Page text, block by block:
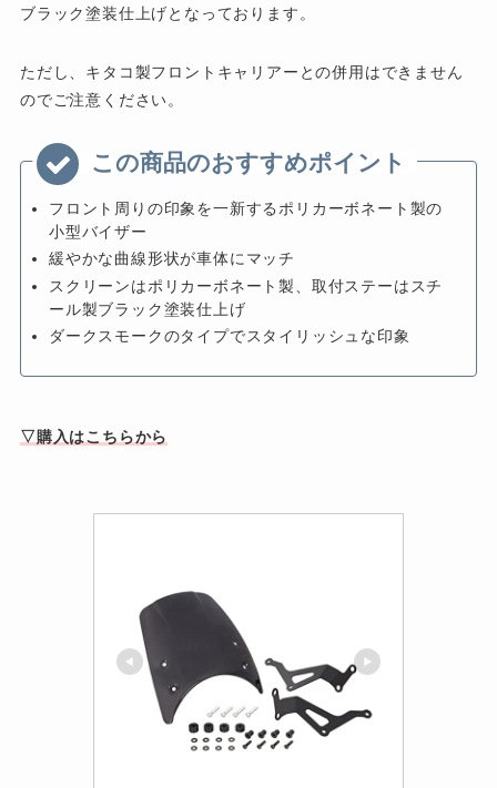
ブラック塗装仕上げとなっております。
ただし、キタコ製フロントキャリアーとの併用はできません
のでご注意ください。
フロント周りの印象を一新するポリカーボネート製の
小型バイザー
緩やかな曲線形状が車体にマッチ
スクリーンはポリカーボネート製、取付ステーはスチ
ール製ブラック塗装仕上げ
ダークスモークのタイプでスタイリッシュな印象
▽購入はこちらから